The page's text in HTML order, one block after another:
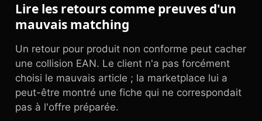
Lire les retours comme preuves d'un
mauvais matching
Un retour pour produit non conforme peut cacher
une collision EAN. Le client n'a pas forcément
choisi le mauvais article ; la marketplace lui a
peut-être montré une fiche qui ne correspondait
pas à l'offre préparée.